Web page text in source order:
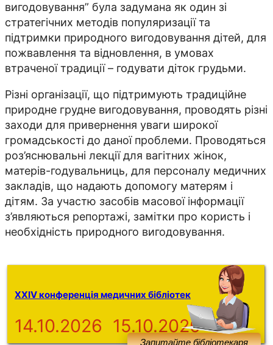
вигодовування” була задумана як один зі
стратегічних методів популяризації та
підтримки природного вигодовування дітей, для
пожвавлення та відновлення, в умовах
втраченої традиції – годувати діток грудьми.
Різні організації, що підтримують традиційне
природне грудне вигодовування, проводять різні
заходи для привернення уваги широкої
громадськості до даної проблеми. Проводяться
роз’яснювальні лекції для вагітних жінок,
матерів-годувальниць, для персоналу медичних
закладів, що надають допомогу матерям і
дітям. За участю засобів масової інформації
з’являються репортажі, замітки про користь і
необхідність природного вигодовування.
XXIV конференція медичних бібліотек
14.10.2026 15.10.2026